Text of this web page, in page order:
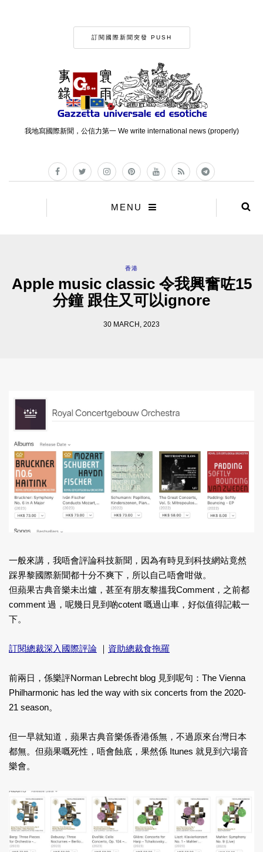
訂閱國際新聞突發 PUSH
我地寫國際新聞，公信力第一 We write international news (properly)
MENU
香港
Apple music classic 令我興奮咗15
分鐘 跟住又可以ignore
30 MARCH, 2023
一般來講，我唔會評論科技新聞，因為有時見到科技網站竟然
踩界黎國際新聞都十分不爽下，所以自己唔會咁做。
但蘋果古典音樂未出爐，甚至有朋友黎搵我Comment，之前都
comment 過，呢幾日見到啲cotent 嘅過山車，好似值得記載一
下。
訂閱總裁深入國際評論 資助總裁食拖羅
前兩日，係樂評Norman Lebrecht blog 見到呢句：The Vienna
Philharmonic has led the way with six concerts from the 2020-
21 season。
但一早就知道，蘋果古典音樂係香港係無，不過原來台灣日本
都無。但蘋果嘅死性，唔會蝕底，果然係 Itunes 就見到六場音
樂會。